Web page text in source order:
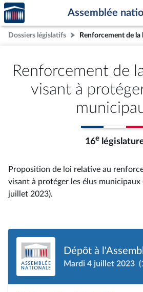
Aller au contenu
Aller en bas de la page
Accèder
à la
page
d'accueil
Assemblée
Dossiers législatifs
Renforcement de
visant à
16e
Proposition de loi relative au
visant à protéger les élus
juillet 2023).
Dépôt à
Mardi 4 juillet 2023